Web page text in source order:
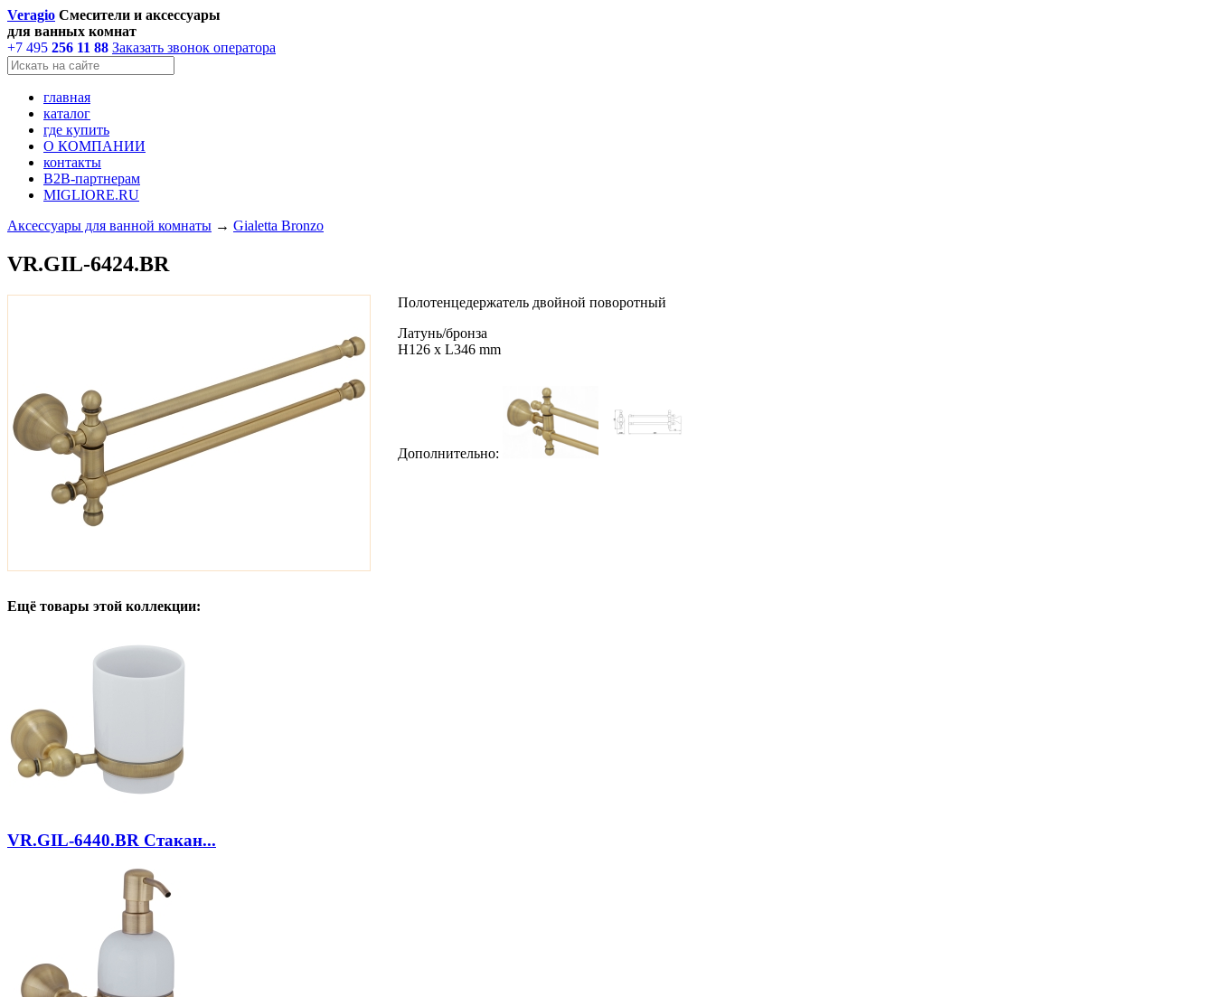
Veragio Смесители и аксессуары
для ванных комнат
+7 495 256 11 88 Заказать звонок оператора
главная
каталог
где купить
О КОМПАНИИ
контакты
В2В-партнерам
MIGLIORE.RU
Аксессуары для ванной комнаты → Gialetta Bronzo
VR.GIL-6424.BR
Полотенцедержатель двойной поворотный
Латунь/бронза
H126 x L346 mm
Дополнительно:
Ещё товары этой коллекции:
VR.GIL-6440.BR Стакан...